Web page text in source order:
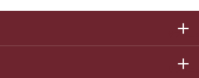
サブメニ
サブメニ